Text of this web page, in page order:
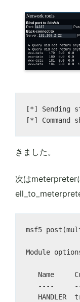
[*] Sending
きました。
次はmeterpreter
msf5
Module
Name
----
HANDLER